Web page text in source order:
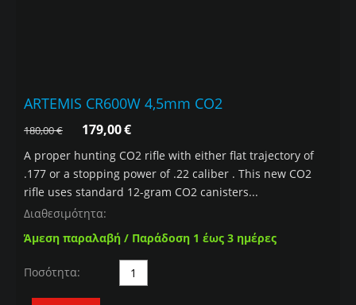
ARTEMIS CR600W 4,5mm CO2
180,00€ 179,00€
A proper hunting CO2 rifle with either flat trajectory of
.177 or a stopping power of .22 caliber . This new CO2
rifle uses standard 12-gram CO2 canisters...
Διαθεσιμότητα:
Άμεση παραλαβή / Παράδοση 1 έως 3 ημέρες
Ποσότητα: